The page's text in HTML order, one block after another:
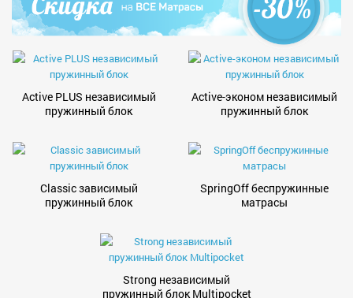
Active PLUS независимый
пружинный блок
Active-эконом независимый
пружинный блок
Classic зависимый
пружинный блок
SpringOff беспружинные
матрасы
Strong независимый
пружинный блок Multipocket